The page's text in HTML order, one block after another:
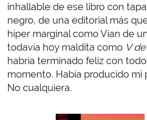
inhallable de ese libro con
negro, de una editorial más
híper marginal como Vian de
todavía hoy maldita como V
habría terminado feliz con
momento. Había producido mi
No cualquiera.